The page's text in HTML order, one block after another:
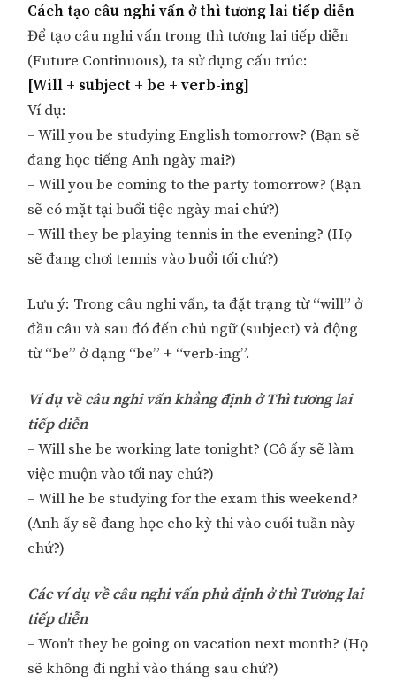
Cách tạo câu nghi vấn ở thì tương lai tiếp diễn
Để tạo câu nghi vấn trong thì tương lai tiếp diễn
(Future Continuous), ta sử dụng cấu trúc:
[Will + subject + be + verb-ing]
Ví dụ:
– Will you be studying English tomorrow? (Bạn sẽ
đang học tiếng Anh ngày mai?)
– Will you be coming to the party tomorrow? (Bạn
sẽ có mặt tại buổi tiệc ngày mai chứ?)
– Will they be playing tennis in the evening? (Họ
sẽ đang chơi tennis vào buổi tối chứ?)
Lưu ý: Trong câu nghi vấn, ta đặt trạng từ “will” ở
đầu câu và sau đó đến chủ ngữ (subject) và động
từ “be” ở dạng “be” + “verb-ing”.
Ví dụ về câu nghi vấn khẳng định ở Thì tương lai
tiếp diễn
– Will she be working late tonight? (Cô ấy sẽ làm
việc muộn vào tối nay chứ?)
– Will he be studying for the exam this weekend?
(Anh ấy sẽ đang học cho kỳ thi vào cuối tuần này
chứ?)
Các ví dụ về câu nghi vấn phủ định ở thì Tương lai
tiếp diễn
– Won’t they be going on vacation next month? (Họ
sẽ không đi nghỉ vào tháng sau chứ?)